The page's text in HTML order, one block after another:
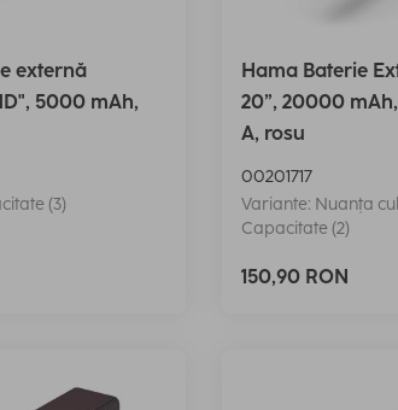
externă
5000 mAh,
(3)
Hama Baterie
20”, 20000 mAh,
A, rosu
00201717
Variante: Nuanța
Capacitate (2)
150,90 RON